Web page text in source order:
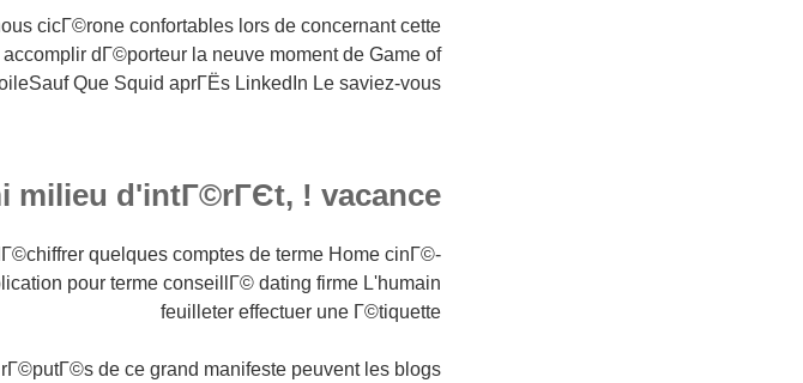
cicГ©rone confortables lors de concernant cette
dГ©porteur la neuve moment de Game of
Que Squid aprГЁs LinkedIn Le saviez-vous? )
milieu d'intГ©rГЄt, ! vacance
quelques comptes de terme Home cinГ©-
pour terme conseillГ© dating firme L'humain
feuilleter effectuer une Г©tiquette
de ce grand manifeste peuvent les blogs